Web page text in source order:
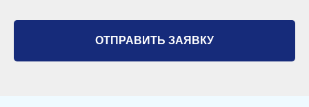
ОТПРАВИТЬ ЗАЯВКУ